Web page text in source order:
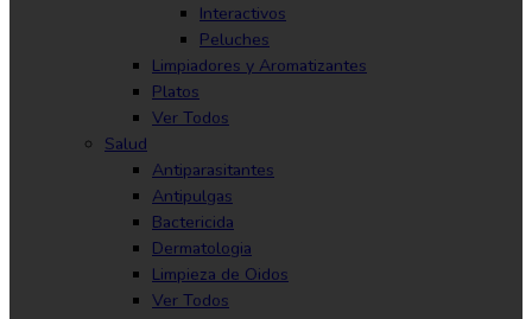
Interactivos
Peluches
Limpiadores y Aromatizantes
Platos
Ver Todos
Salud
Antiparasitantes
Antipulgas
Bactericida
Dermatologia
Limpieza de Oidos
Ver Todos